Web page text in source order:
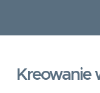
Kreowanie